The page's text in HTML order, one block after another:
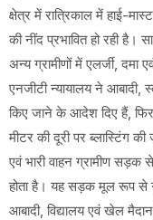
क्षेत्र में रात्रिकाल में हाई-
की नींद प्रभावित हो रही है।
अन्य ग्रामीणों में एलर्जी, दमा
एनजीटी न्यायालय ने आबादी,
किए जाने के आदेश दिए हैं,
मीटर की दूरी पर ब्लास्टिंग
एवं भारी वाहन ग्रामीण
होता है। यह सड़क मूल रूप से
आबादी, विद्यालय एवं खेल